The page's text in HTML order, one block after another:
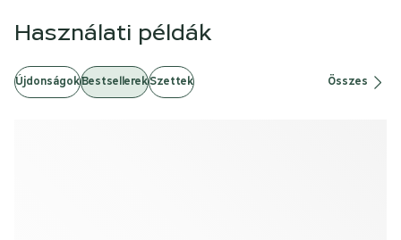
Használati példák
ÚjdonságokBestsellerekSzettek Összes